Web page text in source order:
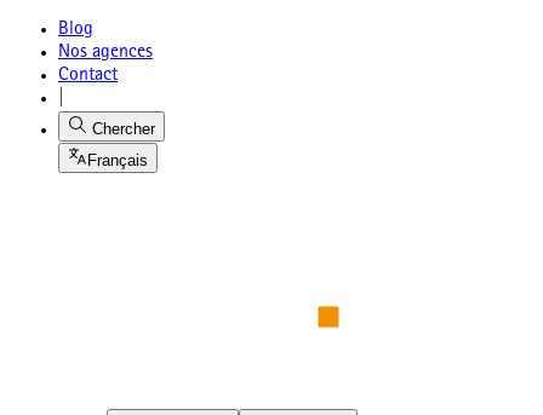
Blog
Nos agences
Contact
Chercher
Français